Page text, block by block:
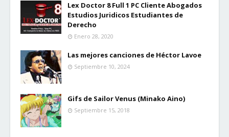
Lex Doctor 8 Full 1 PC Cliente Abogados
Estudios Juridicos Estudiantes de
Derecho
Enero 28, 2020
Las mejores canciones de Héctor Lavoe
Septiembre 10, 2024
Gifs de Sailor Venus (Minako Aino)
Septiembre 15, 2018